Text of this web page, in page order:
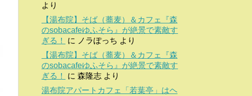
より
【湯布院】そば（蕎麦）＆カフェ『森
のsobacafeゆふそら』が絶景で素敵す
ぎる！
に ノラぽっち より
【湯布院】そば（蕎麦）＆カフェ『森
のsobacafeゆふそら』が絶景で素敵す
ぎる！
に 森隆志 より
湯布院アパートカフェ「若葉亭」はヘ